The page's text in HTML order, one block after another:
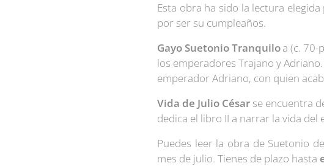
Esta obra ha sido la lectura
por ser su cumpleaños.
Gayo Suetonio Tranquiloa​ (c.
los emperadores Trajano y
emperador Adriano, con quien
Vida de Julio César se encuentra
dedica el libro II a narrar la vida
Puedes leer la obra de Suetonio
mes de julio. Tienes de plazo hasta